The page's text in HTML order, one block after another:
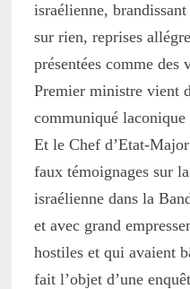
israélienne,
sur rien, reprises
présentées comme des
Premier ministre vient
communiqué
Et le Chef d’Etat-
faux témoignages sur
israélienne dans la
et avec grand
hostiles et qui avaient
fait l’objet d’une